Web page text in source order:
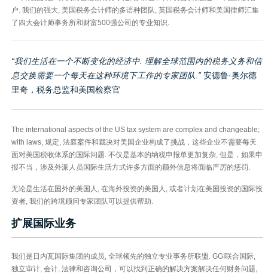
户. 我们的强大, 美国税务会计师的多语种团队, 英国税务会计师和美国律师汇集
了四大会计师事务所和财富500强公司的专业知识.
“我们生活在一个不断变化的经济中. 理解全球范围内的税务义务和信
息交换需要一个每天在这种环境下工作的专家团队.”安德鲁·奥尔德
里奇，税务总监和美国检察官
The international aspects of the US tax system are complex and changeable;
with laws, 规定, 法庭案件和裁决对美国企业构成了挑战，这些企业不需要每天
面对美国税收体系的国际问题. 不仅是基本的纳税申报单更加复杂, 但是，如果申
报不当，涉及外派人员国际生活方式许多方面的额外信息将面临严厉的惩罚.
无论是生活在国外的美国人, 在海外投资的美国人, 或者计划在美国投资的国际投
资者, 我们的跨境顾问专家团队可以提供帮助.
扩展国际业务
我们是日内瓦国际集团的成员, 全球领先的独立专业事务所联盟. GGI联合国际,
独立审计, 会计, 法律和咨询公司，可以找到正确的解决方案解决任何财务问题,